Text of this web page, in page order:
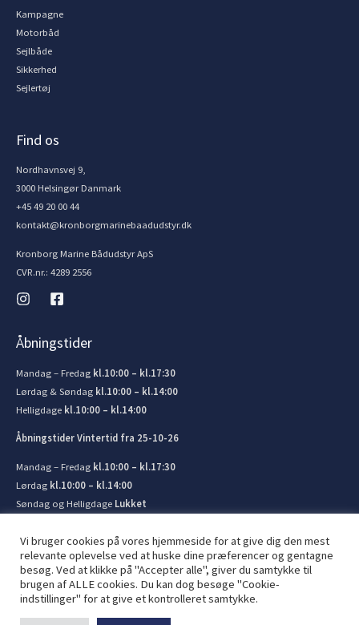
Kampagne
Motorbåd
Sejlbåde
Sikkerhed
Sejlertøj
Find os
Nordhavnsvej 9,
3000 Helsingør Danmark
+45 49 20 00 44
kontakt@kronborgmarinebaadudstyr.dk
Kronborg Marine Bådudstyr ApS
CVR.nr.: 4289 2556
Åbningstider
Mandag – Fredag kl.10:00 – kl.17:30
Lørdag & Søndag kl.10:00 – kl.14:00
Helligdage kl.10:00 – kl.14:00
Åbningstider Vintertid fra 25-10-26
Mandag – Fredag kl.10:00 – kl.17:30
Lørdag kl.10:00 – kl.14:00
Søndag og Helligdage Lukket
© 2026 Kronborg Marine og Bådudstyr. Lavet af JIT ApS
Vi bruger cookies på vores hjemmeside for at give dig den mest
relevante oplevelse ved at huske dine præferencer og gentagne
besøg. Ved at klikke på "Accepter alle", giver du samtykke til
brugen af ​​ALLE cookies. Du kan dog besøge "Cookie-
indstillinger" for at give et kontrolleret samtykke.